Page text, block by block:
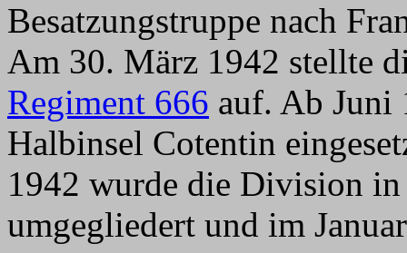
Besatzungstruppe nach
Am 30. März 1942 stellte
Regiment 666 auf. Ab Juni
Halbinsel Cotentin
1942 wurde die Division
umgegliedert und im